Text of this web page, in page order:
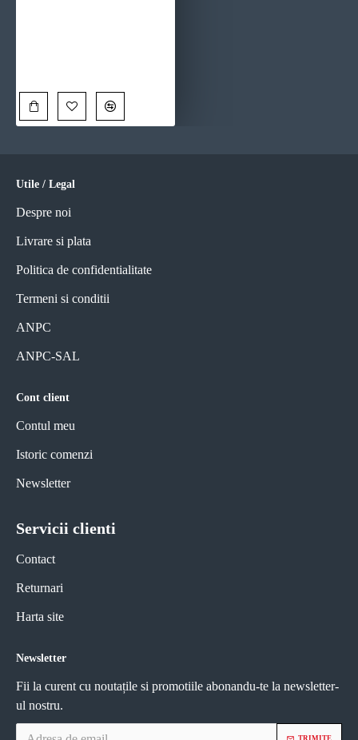
Utile / Legal
Despre noi
Livrare si plata
Politica de confidentialitate
Termeni si conditii
ANPC
ANPC-SAL
Cont client
Contul meu
Istoric comenzi
Newsletter
Servicii clienti
Contact
Returnari
Harta site
Newsletter
Fii la curent cu noutațile si promotiile abonandu-te la newsletter-
ul nostru.